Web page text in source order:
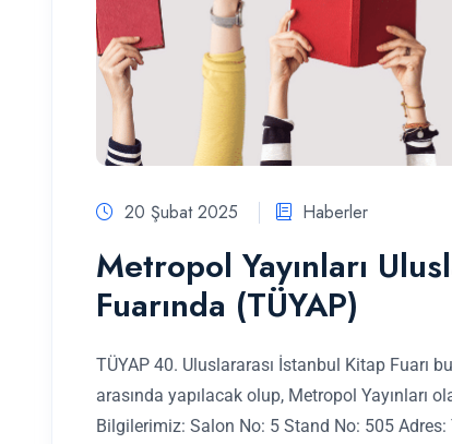
20 Şubat 2025 Haberler
Metropol Yayınları
Fuarında (TÜYAP)
TÜYAP 40. Uluslararası İstanbul Kitap Fuarı
arasında yapılacak olup, Metropol Yayınları
Bilgilerimiz: Salon No: 5 Stand No: 505